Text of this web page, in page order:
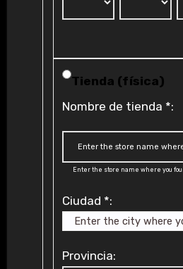
Tienda (física)
Nombre de tienda *:
Enter the store name where you
Ciudad *:
Provincia: